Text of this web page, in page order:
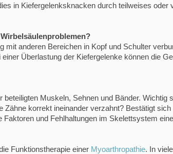
in Kiefergelenksknacken durch teilweises
mit anderen Bereichen in Kopf und Schulter
Überlastung der Kiefergelenke können die
beteiligten Muskeln, Sehnen und Bänder.
korrekt ineinander verzahnt? Bestätigt
und Fehlhaltungen im Skelettsystem
Funktionstherapie einer Myoarthropathie. In